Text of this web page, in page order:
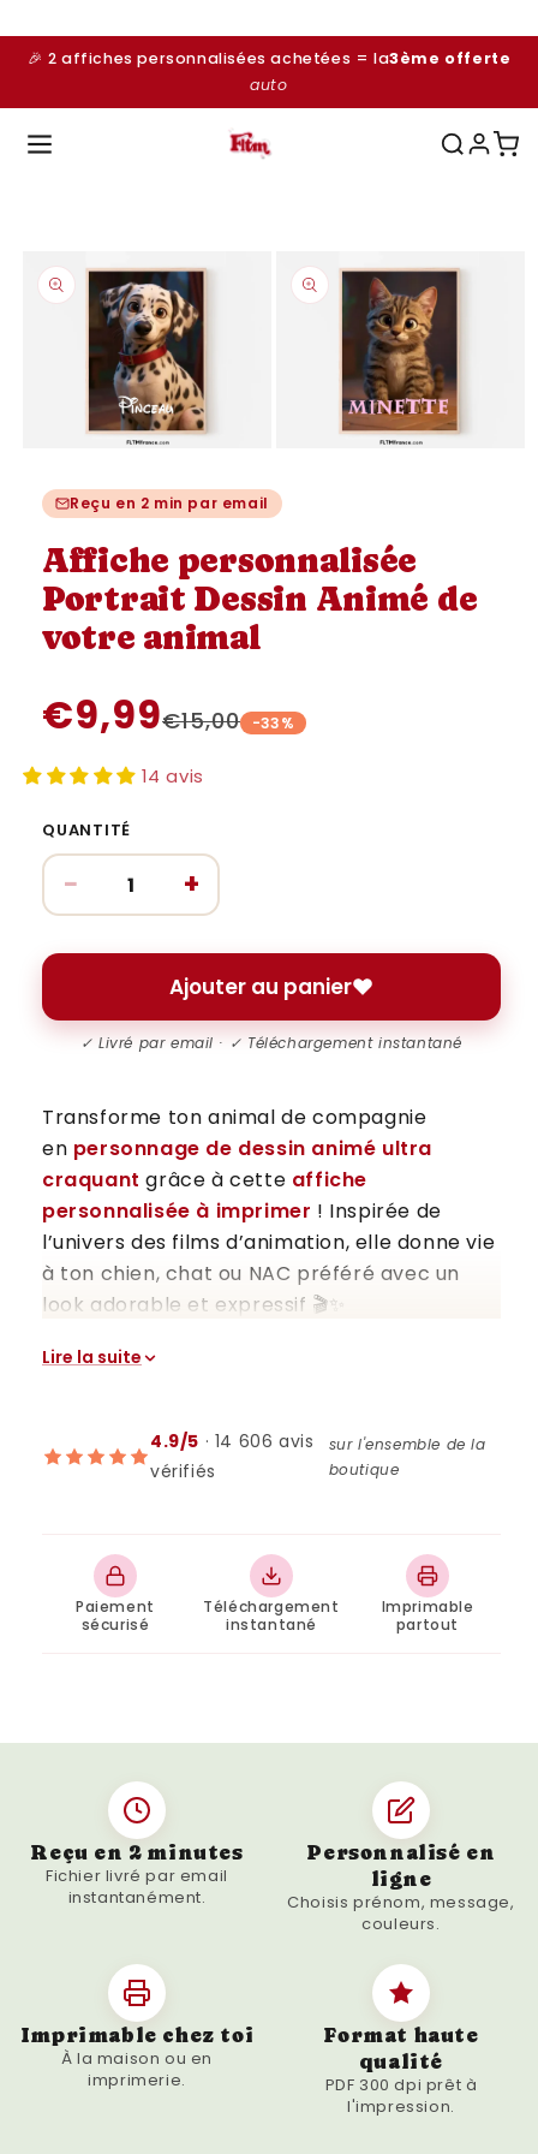
au
contenu
🎉 2 affiches personnalisées achetées = la3ème offerte
auto
informations
produits
média
fenêtre
modale
média
2
fenêtre
modale
Reçu en 2 min par email
Affiche personnalisée
Portrait Dessin Animé de
votre animal
€9,99€15,00 -33%
14 avis
QUANTITÉ
− +
Ajouter au panier
✓ Livré par email · ✓ Téléchargement instantané
Transforme ton animal de compagnie
en personnage de dessin animé ultra
craquant grâce à cette affiche
personnalisée à imprimer ! Inspirée de
l’univers des films d’animation, elle donne vie
à ton chien, chat ou NAC préféré avec un
look adorable et expressif 🎬✨
Un cadeau plein de tendresse, une déco
🎨 Un portrait façon cartoon
Grâce à une photo de ton animal
, notre
studio crée un
portrait illustré dans le style
prénom de ton animal
Lestyle d’écriture ou la couleur du texte
Lefond ou le décor
(neutre ou ambiance
ton animal préféré
🖼️ Une affiche à exposer ou à
offrir
affiche portrait dessin animéest
Lire la suite
4.9/5 · 14 606 avis
vérifiés
sur l'ensemble de la
boutique
Paiement
sécurisé
Téléchargement
instantané
Imprimable
partout
Reçu en 2 minutes
Fichier livré par email
instantanément.
Personnalisé en
ligne
Choisis prénom, message,
couleurs.
Imprimable chez toi
À la maison ou en
imprimerie.
Format haute
qualité
PDF 300 dpi prêt à
l'impression.